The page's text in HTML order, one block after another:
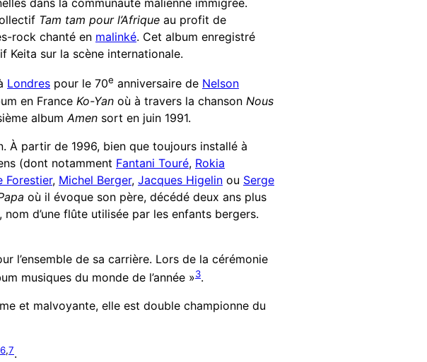
dans la communauté malienne immigrée.
Tam tam pour l’Afrique au profit de
rock chanté en malinké. Cet album enregistré
Keita sur la scène internationale.
Londres pour le 70e anniversaire de Nelson
en France Ko-Yan où à travers la chanson Nous
album Amen sort en juin 1991.
À partir de 1996, bien que toujours installé à
(dont notamment Fantani Touré, Rokia
Forestier, Michel Berger, Jacques Higelin ou Serge
où il évoque son père, décédé deux ans plus
d’une flûte utilisée par les enfants bergers.
l’ensemble de sa carrière. Lors de la cérémonie
musiques du monde de l’année »3.
et malvoyante, elle est double championne du
6,7.